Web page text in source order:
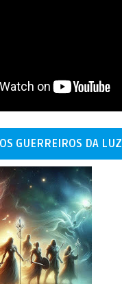
GUERREIROS DA LUZ